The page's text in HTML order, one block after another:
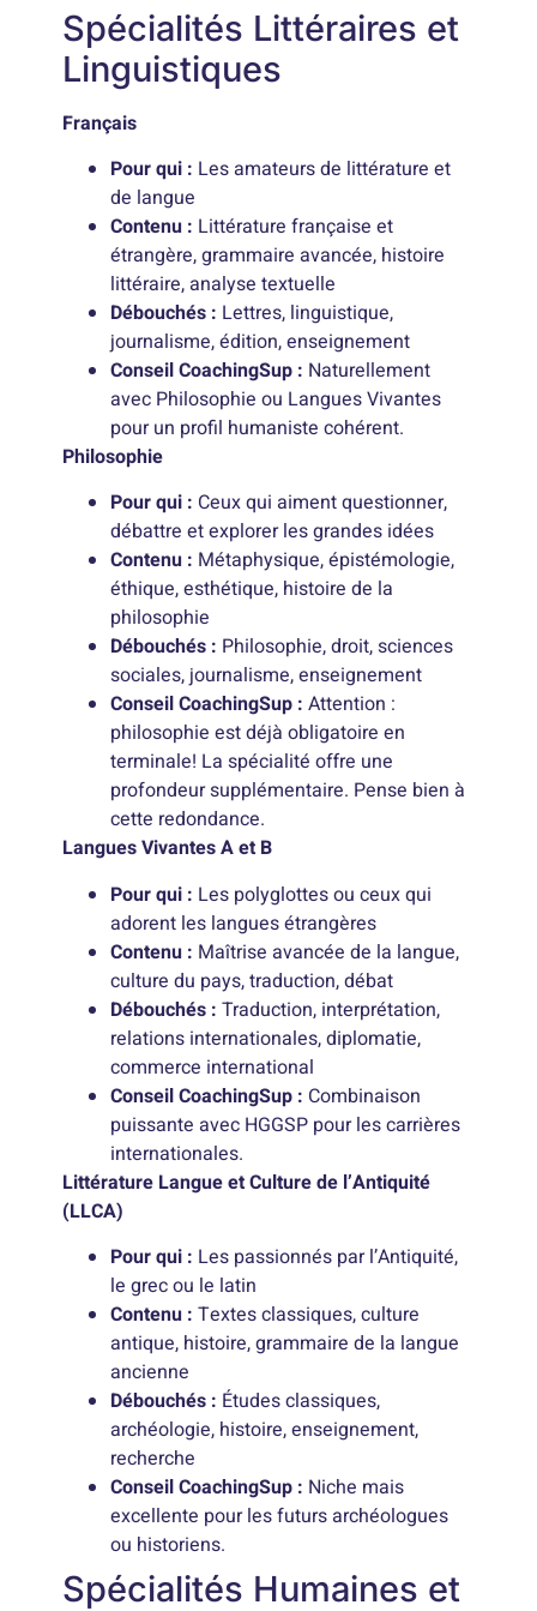
Spécialités Littéraires et
Linguistiques
Français
Pour qui : Les amateurs de littérature et
de langue
Contenu : Littérature française et
étrangère, grammaire avancée, histoire
littéraire, analyse textuelle
Débouchés : Lettres, linguistique,
journalisme, édition, enseignement
Conseil CoachingSup : Naturellement
avec Philosophie ou Langues Vivantes
pour un profil humaniste cohérent.
Philosophie
Pour qui : Ceux qui aiment questionner,
débattre et explorer les grandes idées
Contenu : Métaphysique, épistémologie,
éthique, esthétique, histoire de la
philosophie
Débouchés : Philosophie, droit, sciences
sociales, journalisme, enseignement
Conseil CoachingSup : Attention :
philosophie est déjà obligatoire en
terminale! La spécialité offre une
profondeur supplémentaire. Pense bien à
cette redondance.
Langues Vivantes A et B
Pour qui : Les polyglottes ou ceux qui
adorent les langues étrangères
Contenu : Maîtrise avancée de la langue,
culture du pays, traduction, débat
Débouchés : Traduction, interprétation,
relations internationales, diplomatie,
commerce international
Conseil CoachingSup : Combinaison
puissante avec HGGSP pour les carrières
internationales.
Littérature Langue et Culture de l’Antiquité
(LLCA)
Pour qui : Les passionnés par l’Antiquité,
le grec ou le latin
Contenu : Textes classiques, culture
antique, histoire, grammaire de la langue
ancienne
Débouchés : Études classiques,
archéologie, histoire, enseignement,
recherche
Conseil CoachingSup : Niche mais
excellente pour les futurs archéologues
ou historiens.
Spécialités Humaines et